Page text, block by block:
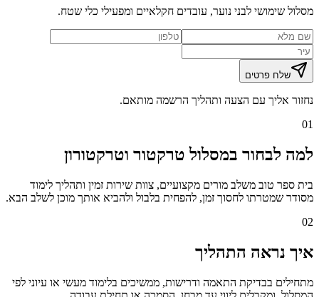
מסלול שימושי לבני נוער, עובדים חקלאיים ומפעילי כלי שטח.
שלח פרטים
נחזור אליך עם הצעה ותהליך הרשמה מותאם.
01
למה לבחור במסלול טרקטור וטרקטורון
בית ספר טוב משלב מורים מקצועיים, צוות שירות זמין ותהליך לימוד
מסודר שמטרתו לחסוך זמן, להפחית בלבול ולהביא אותך מוכן לשלב הבא.
02
איך נראה התהליך
מתחילים בבדיקת התאמה ודרישות, ממשיכים בלימוד מעשי או עיוני לפי